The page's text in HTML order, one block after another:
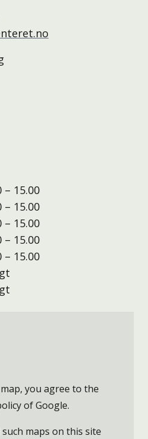
– 15.00
– 15.00
– 15.00
– 15.00
– 15.00
you agree to the
ofGoogle.
such maps on this site